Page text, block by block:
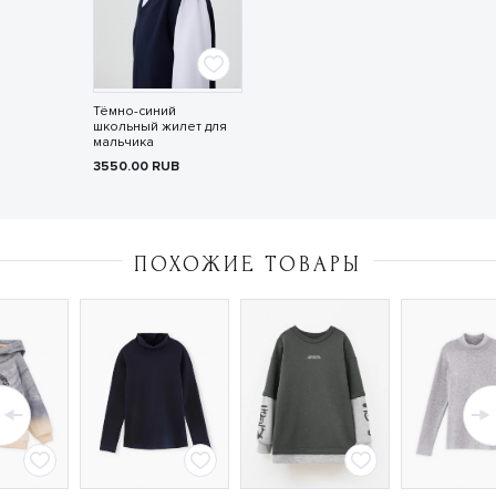
Тёмно-синий
школьный жилет для
мальчика
3550.00 RUB
ПОХОЖИЕ ТОВАРЫ